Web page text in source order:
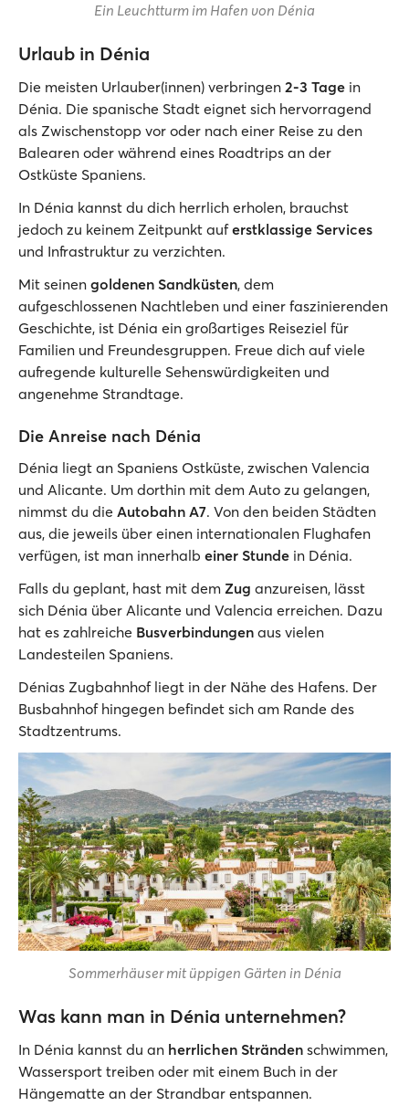
Ein Leuchtturm im Hafen von Dénia
Urlaub in Dénia
Die meisten Urlauber(innen) verbringen 2-3 Tage in
Dénia. Die spanische Stadt eignet sich hervorragend
als Zwischenstopp vor oder nach einer Reise zu den
Balearen oder während eines Roadtrips an der
Ostküste Spaniens.
In Dénia kannst du dich herrlich erholen, brauchst
jedoch zu keinem Zeitpunkt auferstklassige Services
und Infrastruktur zu verzichten.
Mit seinen goldenen Sandküsten, dem
aufgeschlossenen Nachtleben und einer faszinierenden
Geschichte, ist Dénia ein großartiges Reiseziel für
Familien und Freundesgruppen. Freue dich auf viele
aufregende kulturelle Sehenswürdigkeiten und
angenehme Strandtage.
Die Anreise nach Dénia
Dénia liegt an Spaniens Ostküste, zwischen Valencia
und Alicante. Um dorthin mit dem Auto zu gelangen,
nimmst du die Autobahn A7. Von den beiden Städten
aus, die jeweils über einen internationalen Flughafen
verfügen, ist man innerhalb einer Stunde in Dénia.
Falls du geplant, hast mit dem Zug anzureisen, lässt
sich Dénia über Alicante und Valencia erreichen. Dazu
hat es zahlreiche Busverbindungen aus vielen
Landesteilen Spaniens.
Dénias Zugbahnhof liegt in der Nähe des Hafens. Der
Busbahnhof hingegen befindet sich am Rande des
Stadtzentrums.
Sommerhäuser mit üppigen Gärten in Dénia
Was kann man in Dénia unternehmen?
In Dénia kannst du an herrlichen Stränden schwimmen,
Wassersport treiben oder mit einem Buch in der
Hängematte an der Strandbar entspannen.